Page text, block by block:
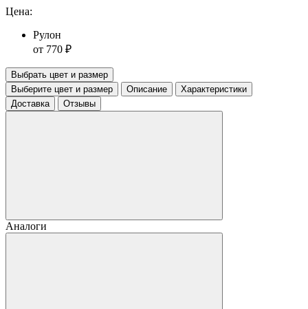
Цена:
Рулон
от 770 ₽
Выбрать цвет и размер
Выберите цвет и размер
Описание
Характеристики
Доставка
Отзывы
Аналоги